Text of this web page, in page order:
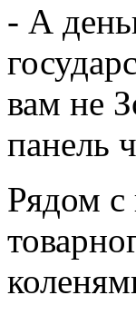
- А
вам не
панель
Рядом